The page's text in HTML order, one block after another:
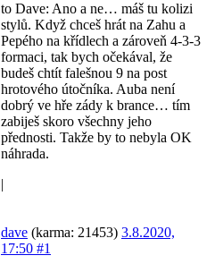
to Dave: Ano a ne… máš tu kolizi
stylů. Když chceš hrát na Zahu a
Pepého na křídlech a zároveň 4-3-3
formaci, tak bych očekával, že
budeš chtít falešnou 9 na post
hrotového útočníka. Auba není
dobrý ve hře zády k brance… tím
zabiješ skoro všechny jeho
přednosti. Takže by to nebyla OK
náhrada.
|
dave (karma: 21453) 3.8.2020,
17:50 #1